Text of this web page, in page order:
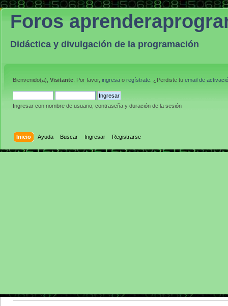
Foros
Didáctica y divulgación de la programación
Bienvenido(a), Visitante . Por favor, ingresa o regístrate . ¿Perdiste tu email de
Ingresar con nombre de usuario, contraseña y duración de la sesión
Inicio Ayuda Buscar Ingresar Registrarse